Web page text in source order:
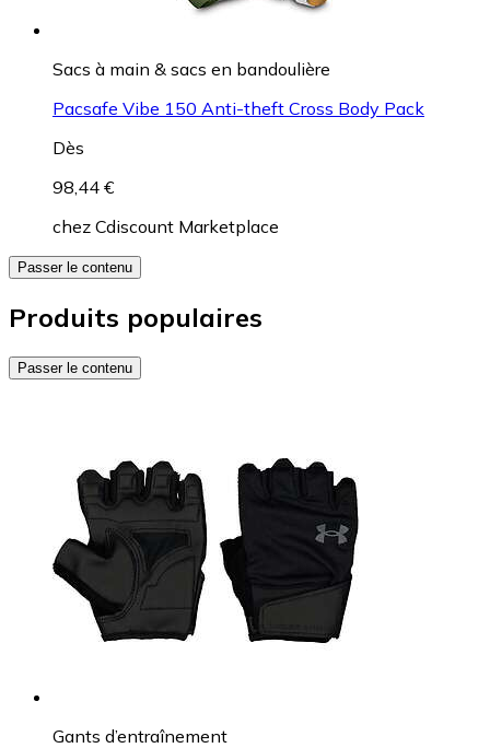
Sacs à main & sacs en bandoulière
Pacsafe Vibe 150 Anti-theft Cross Body Pack
Dès
98,44 €
chez Cdiscount Marketplace
Passer le contenu
Produits populaires
Passer le contenu
Gants d’entraînement